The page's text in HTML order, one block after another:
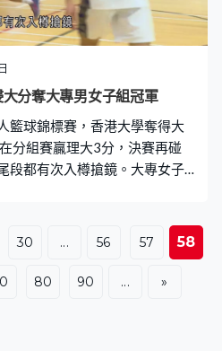
分奪大專男女子組冠軍
籃球錦標賽，香港大學奪得大
分組賽贏理大3分，決賽再碰
段都有次入樽搶鏡。大專女子
角逐。中學女子組深色衫的協
30 ... 56 57 58
80 90 ... »